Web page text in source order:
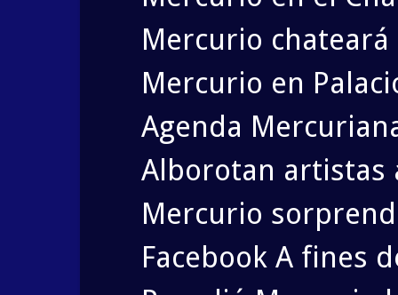
Mercurio
Mercurio en
Agenda
Alborotan artistas
Mercurio
Facebook A fines